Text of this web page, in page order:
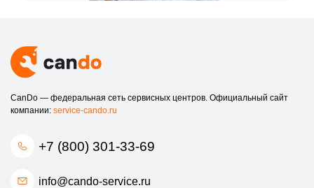
CanDo — федеральная сеть сервисных центров. Официальный сайт
компании: service-cando.ru
+7 (800) 301-33-69
info@cando-service.ru